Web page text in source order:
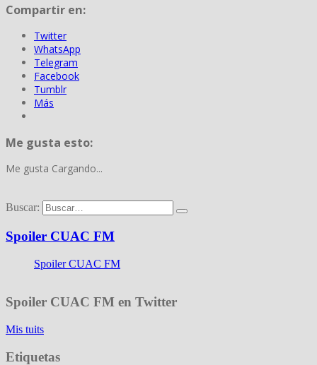
Compartir en:
Twitter
WhatsApp
Telegram
Facebook
Tumblr
Más
Me gusta esto:
Me gusta Cargando...
Buscar:
Spoiler CUAC FM
Spoiler CUAC FM
Spoiler CUAC FM en Twitter
Mis tuits
Etiquetas